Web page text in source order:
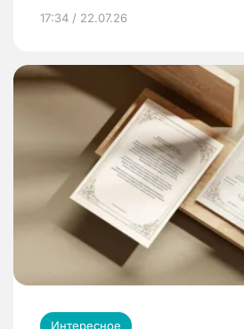
17:34 / 22.07.26
Интересное